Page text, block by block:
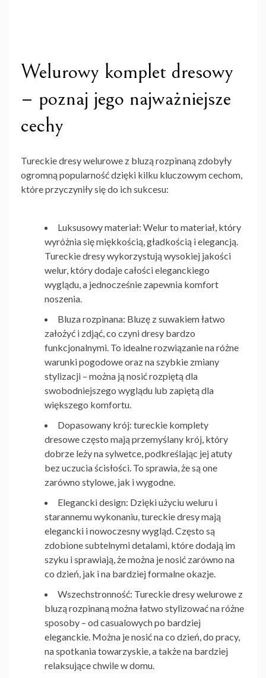
Welurowy komplet dresowy
– poznaj jego najważniejsze
cechy
Tureckie dresy welurowe z bluzą rozpinaną zdobyły
ogromną popularność dzięki kilku kluczowym cechom,
które przyczyniły się do ich sukcesu:
Luksusowy materiał: Welur to materiał, który
wyróżnia się miękkością, gładkością i elegancją.
Tureckie dresy wykorzystują wysokiej jakości
welur, który dodaje całości eleganckiego
wyglądu, a jednocześnie zapewnia komfort
noszenia.
Bluza rozpinana: Bluzę z suwakiem łatwo
założyć i zdjąć, co czyni dresy bardzo
funkcjonalnymi. To idealne rozwiązanie na różne
warunki pogodowe oraz na szybkie zmiany
stylizacji – można ją nosić rozpiętą dla
swobodniejszego wyglądu lub zapiętą dla
większego komfortu.
Dopasowany krój: tureckie komplety
dresowe często mają przemyślany krój, który
dobrze leży na sylwetce, podkreślając jej atuty
bez uczucia ścisłości. To sprawia, że są one
zarówno stylowe, jak i wygodne.
Elegancki design: Dzięki użyciu weluru i
starannemu wykonaniu, tureckie dresy mają
elegancki i nowoczesny wygląd. Często są
zdobione subtelnymi detalami, które dodają im
szyku i sprawiają, że można je nosić zarówno na
co dzień, jak i na bardziej formalne okazje.
Wszechstronność: Tureckie dresy welurowe z
bluzą rozpinanąmożna łatwo stylizować na różne
sposoby – od casualowych po bardziej
eleganckie. Można je nosić na co dzień, do pracy,
na spotkania towarzyskie, a także na bardziej
relaksujące chwile w domu.